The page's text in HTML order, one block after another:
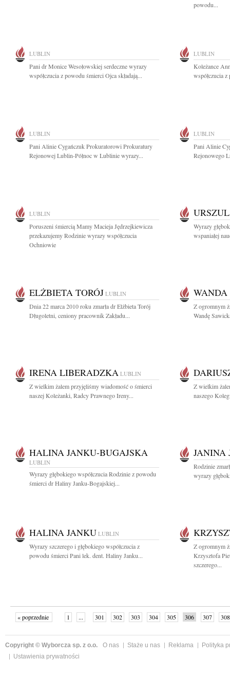
powodu...
LUBLIN
Pani dr Monice Wesołowskiej serdeczne wyrazy
współczucia z powodu śmierci Ojca składają...
LUBLIN
Koleżance
współczucia z
LUBLIN
Pani Alinie Cygańczuk Prokuratorowi Prokuratury
Rejonowej Lublin-Północ w Lublinie wyrazy...
LUBLIN
Pani Alinie
Rejonowego
LUBLIN
Poruszeni śmiercią Mamy Macieja Jędrzejkiewicza
przekazujemy Rodzinie wyrazy współczucia
Ochniowie
Wyrazy
wspaniałej
ELŻBIETA TORÓJ LUBLIN
Dnia 22 marca 2010 roku zmarła dr Elżbieta Torój
Długoletni, ceniony pracownik Zakładu...
Z ogromnym
Wandę
IRENA LIBERADZKA LUBLIN
Z wielkim żalem przyjęliśmy wiadomość o śmierci
naszej Koleżanki, Radcy Prawnego Ireny...
Z wielkim
naszego
HALINA JANKU-BUGAJSKA
LUBLIN
Wyrazy głębokiego współczucia Rodzinie z powodu
śmierci dr Haliny Janku-Bogajskiej...
JANINA
Rodzinie
wyrazy
HALINA JANKU LUBLIN
Wyrazy szczerego i głębokiego współczucia z
powodu śmierci Pani lek. dent. Haliny Janku...
Z ogromnym
Krzysztofa
szczerego...
« poprzednie 1 ... 301 302 303 304 305 306 307
308
Copyright © Wyborcza sp. z o.o. O nas Staże u nas Reklama
Polityka
Ustawienia prywatności